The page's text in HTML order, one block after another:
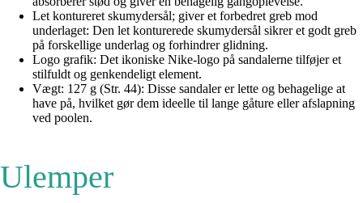
Let kontureret skumydersål; giver et forbedret greb mod
underlaget: Den let konturerede skumydersål sikrer et godt greb
på forskellige underlag og forhindrer glidning.
Logo grafik: Det ikoniske Nike-logo på sandalerne tilføjer et
stilfuldt og genkendeligt element.
Vægt: 127 g (Str. 44): Disse sandaler er lette og behagelige at
have på, hvilket gør dem ideelle til lange gåture eller afslapning
ved poolen.
Ulemper